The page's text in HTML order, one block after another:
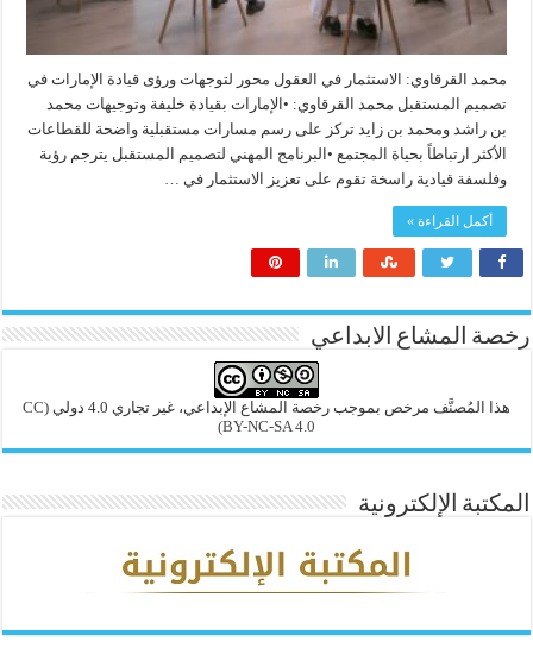
محمد القرقاوي: الاستثمار في العقول محور لتوجهات ورؤى قيادة الإمارات في
تصميم المستقبل محمد القرقاوي: •الإمارات بقيادة خليفة وتوجيهات محمد
بن راشد ومحمد بن زايد تركز على رسم مسارات مستقبلية واضحة للقطاعات
الأكثر ارتباطاً بحياة المجتمع •البرنامج المهني لتصميم المستقبل يترجم رؤية
وفلسفة قيادية راسخة تقوم على تعزيز الاستثمار في …
أكمل القراءة »
رخصة المشاع الابداعي
هذا المُصنَّف مرخص بموجب رخصة المشاع الإبداعي، غير تجاري 4.0 دولي
(CC
BY-NC-SA 4.0)
المكتبة الإلكترونية